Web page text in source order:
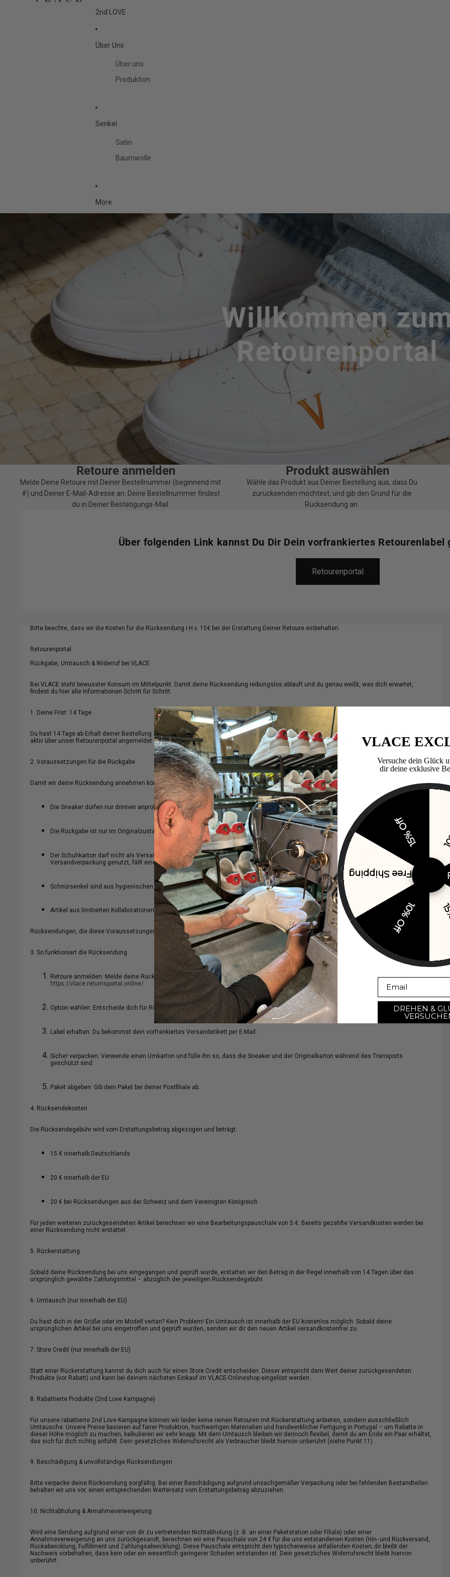
2nd LOVE
Über Uns
Über uns
Produktion
Senkel
Satin
Baumwolle
More
Willkommen
Retourenportal
Retoure anmelden
Melde Deine Retoure mit Deiner Bestellnummer (beginnend mit
#) und Deiner E-Mail-Adresse an. Deine Bestellnummer findest
du in Deiner Bestätigungs-Mail.
Produkt auswählen
Wähle das Produkt aus Deiner Bestellung aus, dass Du
zurücksenden möchtest, und gib den Grund für die
Rücksendung an.
Über folgenden Link kannst Du Dir Dein vorfrankiertes
Retourenportal
Bitte beachte, dass wir die Kosten für die Rücksendung i.H.v. 15€ bei der Erstattung Deiner Retoure einbehalten.
Retourenportal
Rückgabe, Umtausch & Widerruf bei VLACE
Bei VLACE steht bewusster Konsum im Mittelpunkt. Damit deine Rücksendung reibungslos abläuft und du genau weißt, was dich erwartet,
findest du hier alle Informationen Schritt für Schritt.
1. Deine Frist: 14 Tage
Du hast 14 Tage ab Erhalt deiner Bestellung Zeit, deine VLACE-Sneaker zurückzugeben. Wichtig: Die Rücksendung muss innerhalb dieser Frist
aktiv über unser Retourenportal angemeldet werden. Du kannst dabei zwischen Rückerstattung, Umtausch oder Store Credit wählen.
2. Voraussetzungen für die Rückgabe
Damit wir deine Rücksendung annehmen können, müssen folgende Punkte erfüllt sein:
Die Sneaker dürfen nur drinnen anprobiert und nicht getragen worden sein.
Die Rückgabe ist nur im Originalzustand und in der unversehrten Originalverpackung möglich.
Der Schuhkarton darf nicht als Versandverpackung verwendet werden – bitte nutze einen Umkarton. Wird der Originalkarton als
Versandverpackung genutzt, fällt eine Repacking-Gebühr von 5 € an.
Schnürsenkel sind aus hygienischen Gründen von Umtausch und Rückgabe ausgeschlossen.
Artikel aus limitierten Kollaborationen sind von der Rückgabe ausgeschlossen; ein Umtausch ist jedoch möglich.
Rücksendungen, die diese Voraussetzungen nicht erfüllen oder nicht fristgerecht angemeldet wurden, können wir leider nicht akzeptieren.
3. So funktioniert die Rücksendung
Retoure anmelden: Melde deine Rücksendung innerhalb der 14-Tage-Frist über unser Retourenportal an:
https://vlace.returnsportal.online/
Option wählen: Entscheide dich für Rückerstattung, Umtausch oder Store Credit.
Label erhalten: Du bekommst dein vorfrankiertes Versandetikett per E-Mail.
Sicher verpacken: Verwende einen Umkarton und fülle ihn so, dass die Sneaker und der Originalkarton während des Transports
geschützt sind.
Paket abgeben: Gib dein Paket bei deiner Postfiliale ab.
4. Rücksendekosten
Die Rücksendegebühr wird vom Erstattungsbetrag abgezogen und beträgt:
15 € innerhalb Deutschlands
20 € innerhalb der EU
20 € bei Rücksendungen aus der Schweiz und dem Vereinigten Königreich
Für jeden weiteren zurückgesendeten Artikel berechnen wir eine Bearbeitungspauschale von 5 €. Bereits gezahlte Versandkosten werden bei
einer Rücksendung nicht erstattet.
5. Rückerstattung
Sobald deine Rücksendung bei uns eingegangen und geprüft wurde, erstatten wir den Betrag in der Regel innerhalb von 14 Tagen über das
ursprünglich gewählte Zahlungsmittel – abzüglich der jeweiligen Rücksendegebühr.
6. Umtausch (nur innerhalb der EU)
Du hast dich in der Größe oder im Modell vertan? Kein Problem! Ein Umtausch ist innerhalb der EU kostenlos möglich. Sobald deine
ursprünglichen Artikel bei uns eingetroffen und geprüft wurden, senden wir dir den neuen Artikel versandkostenfrei zu.
7. Store Credit (nur innerhalb der EU)
Statt einer Rückerstattung kannst du dich auch für einen Store Credit entscheiden. Dieser entspricht dem Wert deiner zurückgesendeten
Produkte (vor Rabatt) und kann bei deinem nächsten Einkauf im VLACE-Onlineshop eingelöst werden.
8. Rabattierte Produkte (2nd Love Kampagne)
Für unsere rabattierte 2nd Love Kampagne können wir leider keine reinen Retouren mit Rückerstattung anbieten, sondern ausschließlich
Umtausche. Unsere Preise basieren auf fairer Produktion, hochwertigen Materialien und handwerklicher Fertigung in Portugal – um Rabatte in
dieser Höhe möglich zu machen, kalkulieren wir sehr knapp. Mit dem Umtausch bleiben wir dennoch flexibel, damit du am Ende ein Paar erhältst,
das sich für dich richtig anfühlt. Dein gesetzliches Widerrufsrecht als Verbraucher bleibt hiervon unberührt (siehe Punkt 11).
9. Beschädigung & unvollständige Rücksendungen
Bitte verpacke deine Rücksendung sorgfältig. Bei einer Beschädigung aufgrund unsachgemäßer Verpackung oder bei fehlenden Bestandteilen
behalten wir uns vor, einen entsprechenden Wertersatz vom Erstattungsbetrag abzuziehen.
10. Nichtabholung & Annahmeverweigerung
Wird eine Sendung aufgrund einer von dir zu vertretenden Nichtabholung (z. B. an einer Paketstation oder Filiale) oder einer
Annahmeverweigerung an uns zurückgesandt, berechnen wir eine Pauschale von 24 € für die uns entstandenen Kosten (Hin- und Rückversand,
Rückabwicklung, Fulfillment und Zahlungsabwicklung). Diese Pauschale entspricht den typischerweise anfallenden Kosten; dir bleibt der
Nachweis vorbehalten, dass kein oder ein wesentlich geringerer Schaden entstanden ist. Dein gesetzliches Widerrufsrecht bleibt hiervon
unberührt.
VLACE
Versuche dein Glück
dir deine exklusive
10% Off
Free Shipping
15% Off
DREHEN &